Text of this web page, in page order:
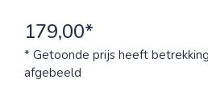
179,00*
* Getoonde prijs heeft
afgebeeld